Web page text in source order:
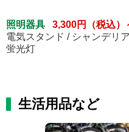
照明器具
3,300円（税込）
電気スタンド / シャンデリ
蛍光灯
生活用品など